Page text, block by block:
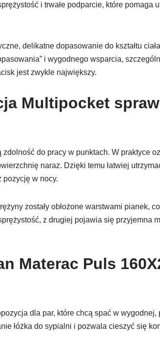
i trwałe podparcie, które pomaga
delikatne dopasowanie do kształtu
i wygodnego wsparcia,
jest zwykle największy.
Multipocket
do pracy w punktach. W praktyce
naraz. Dzięki temu łatwiej
pozycję w nocy.
zostały obłożone warstwami pianek,
z drugiej pojawia się przyjemna
Materac Puls
dla par, które chcą spać w wygodnej,
łóżka do sypialni i pozwala cieszyć się